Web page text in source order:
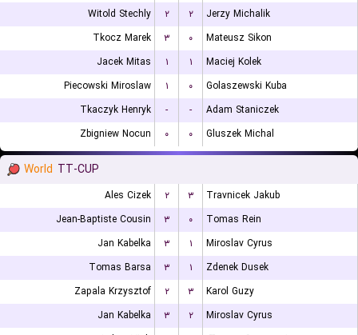
Witold Stechly
۲ ۲
Jerzy Michalik
Tkocz Marek
۳ ۰
Mateusz Sikon
Jacek Mitas
۱ ۱
Maciej Kolek
Piecowski Miroslaw
۱ ۰
Golaszewski Kuba
Tkaczyk Henryk
- -
Adam Staniczek
Zbigniew Nocun
۰ ۰ Gluszek Michal
World TT-CUP
Ales Cizek ۲ ۳
Travnicek Jakub
Jean-Baptiste Cousin
۳ ۰
Tomas Rein
Jan Kabelka
۳ ۱
Miroslav Cyrus
Tomas Barsa
۳ ۱
Zdenek Dusek
Zapala Krzysztof
۲ ۳
Karol Guzy
Jan Kabelka
۳ ۲
Miroslav Cyrus